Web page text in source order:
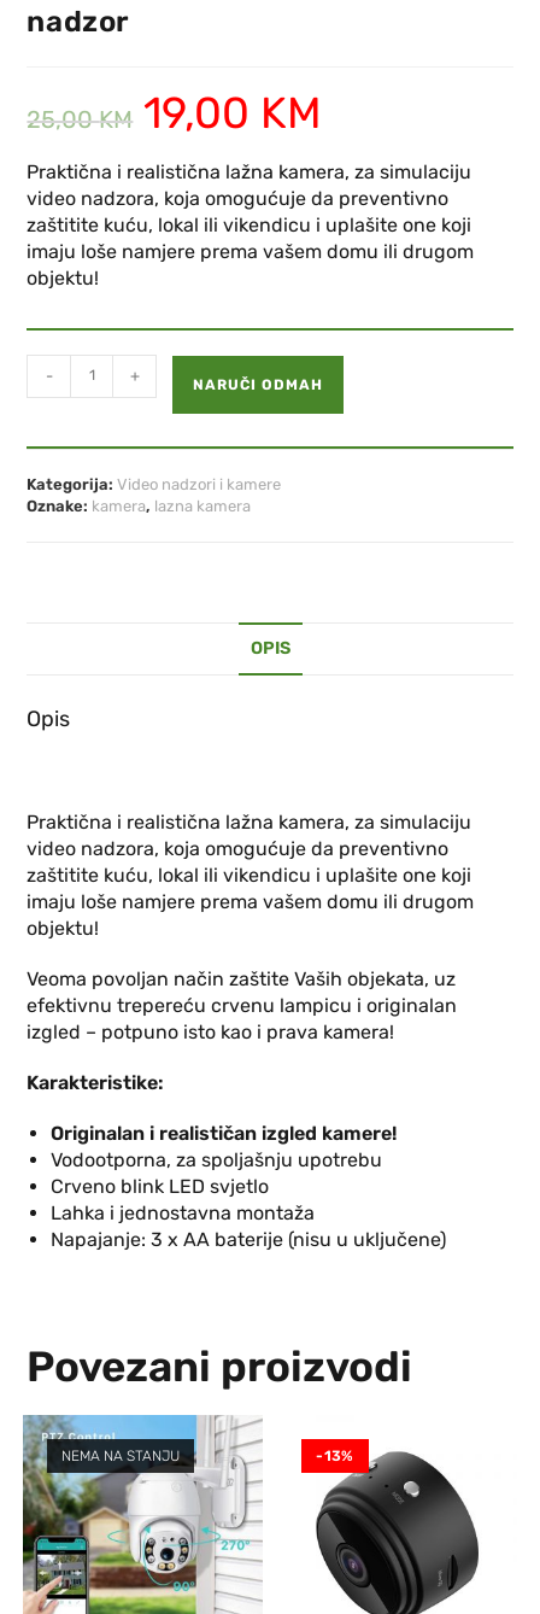
nadzor
25,00KM 19,00 KM
Praktična i realistična lažna kamera, za simulaciju
video nadzora, koja omogućuje da preventivno
zaštitite kuću, lokal ili vikendicu i uplašite one koji
imaju loše namjere prema vašem domu ili drugom
objektu!
- + NARUČI ODMAH
Kategorija:Video nadzori i kamere
Oznake: kamera, lazna kamera
OPIS
Opis
Praktična i realistična lažna kamera, za simulaciju
video nadzora, koja omogućuje da preventivno
zaštitite kuću, lokal ili vikendicu i uplašite one koji
imaju loše namjere prema vašem domu ili drugom
objektu!
Veoma povoljan način zaštite Vaših objekata, uz
efektivnu trepereću crvenu lampicu i originalan
izgled – potpuno isto kao i prava kamera!
Karakteristike:
Originalan i realističan izgled kamere!
Vodootporna, za spoljašnju upotrebu
Crveno blink LED svjetlo
Lahka i jednostavna montaža
Napajanje: 3 x AA baterije (nisu u uključene)
Povezani proizvodi
NEMA NA STANJU -13%